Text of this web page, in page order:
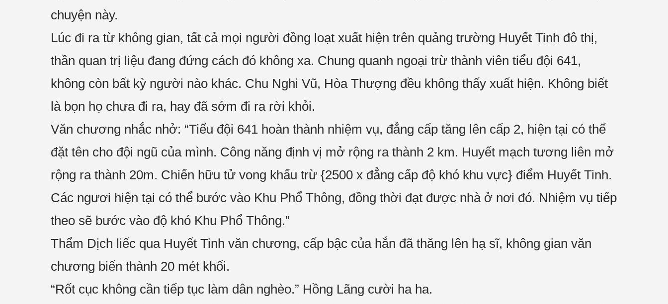
chuyện này.
Lúc đi ra từ không gian, tất cả mọi người đồng loạt xuất hiện trên quảng trường Huyết Tinh đô thị,
thần quan trị liệu đang đứng cách đó không xa. Chung quanh ngoại trừ thành viên tiểu đội 641,
không còn bất kỳ người nào khác. Chu Nghi Vũ, Hòa Thượng đều không thấy xuất hiện. Không biết
là bọn họ chưa đi ra, hay đã sớm đi ra rời khỏi.
Văn chương nhắc nhở: “Tiểu đội 641 hoàn thành nhiệm vụ, đẳng cấp tăng lên cấp 2, hiện tại có thể
đặt tên cho đội ngũ của mình. Công năng định vị mở rộng ra thành 2 km. Huyết mạch tương liên mở
rộng ra thành 20m. Chiến hữu tử vong khấu trừ {2500 x đẳng cấp độ khó khu vực} điểm Huyết Tinh.
Các ngươi hiện tại có thể bước vào Khu Phổ Thông, đồng thời đạt được nhà ở nơi đó. Nhiệm vụ tiếp
theo sẽ bước vào độ khó Khu Phổ Thông.”
Thẩm Dịch liếc qua Huyết Tinh văn chương, cấp bậc của hắn đã thăng lên hạ sĩ, không gian văn
chương biến thành 20 mét khối.
“Rốt cục không cần tiếp tục làm dân nghèo.” Hồng Lãng cười ha ha.